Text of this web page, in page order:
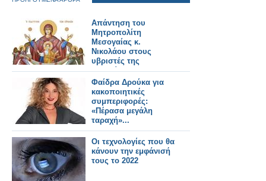
Απάντηση του
Μητροπολίτη
Μεσογαίας κ.
Νικολάου στους
υβριστές της
Παναγίας
Φαίδρα Δρούκα για
κακοποιητικές
συμπεριφορές:
«Πέρασα μεγάλη
ταραχή»...
Οι τεχνολογίες που θα
κάνουν την εμφάνισή
τους το 2022